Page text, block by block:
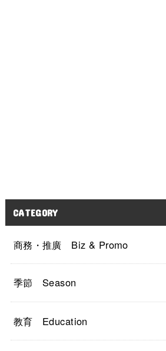
CATEGORY
商務・推廣 Biz & Promo
季節 Season
教育 Education